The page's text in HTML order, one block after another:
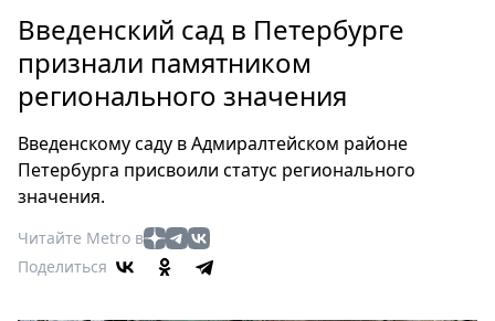
Россия
Мир
Здоровье
Туризм
Мода
Кино
Афиша
Введенский сад в Петербурге
признали памятником
регионального значения
Введенскому саду в Адмиралтейском районе
Петербурга присвоили статус регионального
значения.
Читайте Metro в
Поделиться